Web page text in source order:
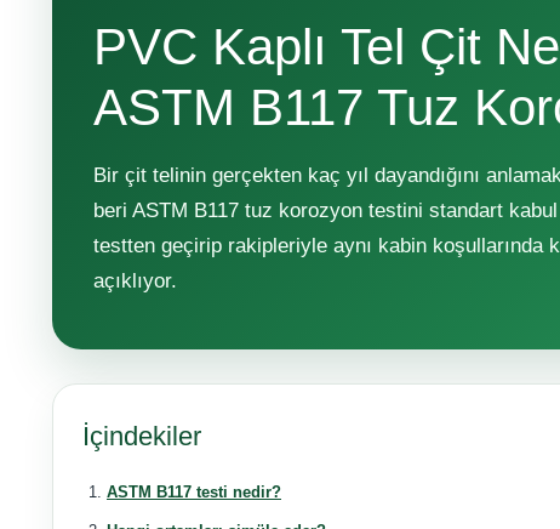
PVC Kaplı Tel Çit
ASTM B117 Tuz
Bir çit telinin gerçekten kaç yıl dayandığını
beri ASTM B117 tuz korozyon testini standart
testten geçirip rakipleriyle aynı kabin koşullarında
açıklıyor.
İçindekiler
ASTM B117 testi nedir?